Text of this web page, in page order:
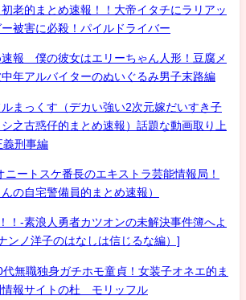
老的まとめ速報！！大帝イタチにラリアッ
被害に必殺！パイルドライバー
速報 僕の彼女はエリーちゃん人形！豆腐メ
年アルバイターのぬいぐるみ男子末路編
まっくす（デカい強い2次元嫁だいすき子
之古惑仔的まとめ速報）話題な動画取り上
義刑事編
ニートスケ番長のエキストラ芸能情報局！
の自宅警備員的まとめ速報）
！-素浪人勇者カツオンの未解決事件簿へよ
ンノ洋子のはなしは信じるな編）]
職独身ガチホモ童貞！女装子オネエ的ま
情報サイトの杜 モリッフル